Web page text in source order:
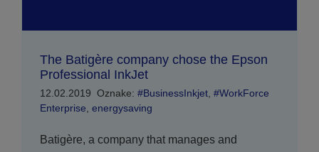
The Batigère company chose the Epson
Professional InkJet
12.02.2019 Oznake: #BusinessInkjet, #WorkForce
Enterprise, energysaving
Batigère, a company that manages and